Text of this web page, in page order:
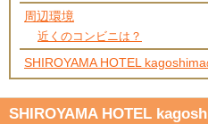
周辺環境
近くのコンビニは？
SHIROYAMA HOTEL
SHIROYAMA HOTEL